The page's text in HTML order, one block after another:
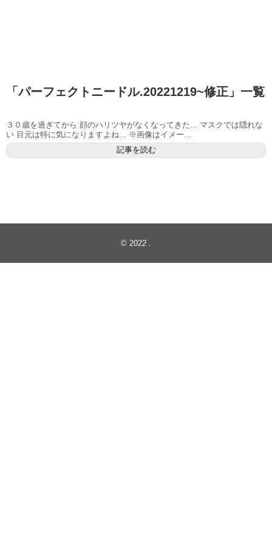
「パーフェクトニードル.20221219~修正 」 一覧
３０歳を過ぎてから 顔のハリツヤがなくなってきた... マスクでは隠れな
い 目元は特に気になりますよね... ※画像はイメー...
記事を読む
© 2022